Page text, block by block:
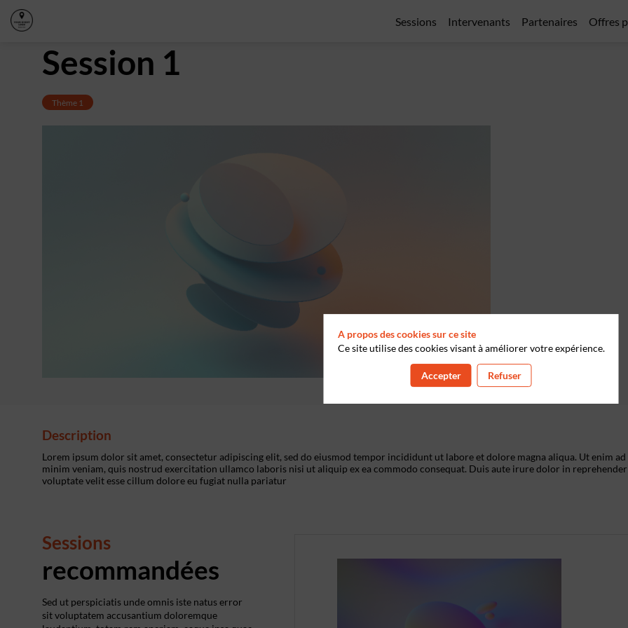
Sessions Intervenants Partenaires Offres
Session 1
Thème 1
Description
Lorem ipsum dolor sit amet, consectetur adipiscing elit, sed do eiusmod tempor incididunt ut labore et dolore magna aliqua. Ut enim ad
minim veniam, quis nostrud exercitation ullamco laboris nisi ut aliquip ex ea commodo consequat. Duis aute irure dolor in
voluptate velit esse cillum dolore eu fugiat nulla pariatur
Sessions
recommandées
Sed ut perspiciatis unde omnis iste natus error
sit voluptatem accusantium doloremque
A propos des cookies sur ce site
Ce site utilise des cookies visant à améliorer votre expérience.
Accepter Refuser